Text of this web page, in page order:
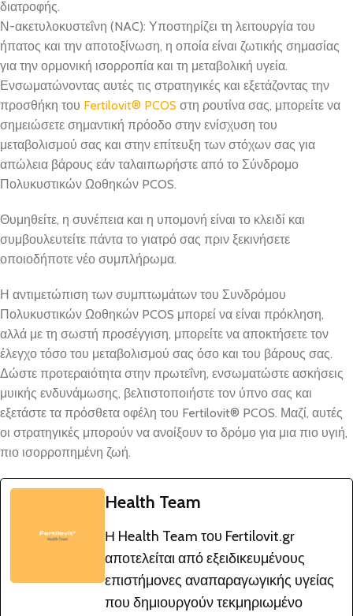
διατροφής.
Ν-ακετυλοκυστεΐνη (NAC): Υποστηρίζει τη λειτουργία του
ήπατος και την αποτοξίνωση, η οποία είναι ζωτικής σημασίας
για την ορμονική ισορροπία και τη μεταβολική υγεία.
Ενσωματώνοντας αυτές τις στρατηγικές και εξετάζοντας την
προσθήκη του Fertilovit® PCOS στη ρουτίνα σας, μπορείτε να
σημειώσετε σημαντική πρόοδο στην ενίσχυση του
μεταβολισμού σας και στην επίτευξη των στόχων σας για
απώλεια βάρους εάν ταλαιπωρήστε από το Σύνδρομο
Πολυκυστικών Ωοθηκών PCOS.
Θυμηθείτε, η συνέπεια και η υπομονή είναι το κλειδί και
συμβουλευτείτε πάντα το γιατρό σας πριν ξεκινήσετε
οποιοδήποτε νέο συμπλήρωμα.
Η αντιμετώπιση των συμπτωμάτων του Συνδρόμου
Πολυκυστικών Ωοθηκών PCOS μπορεί να είναι πρόκληση,
αλλά με τη σωστή προσέγγιση, μπορείτε να αποκτήσετε τον
έλεγχο τόσο του μεταβολισμού σας όσο και του βάρους σας.
Δώστε προτεραιότητα στην πρωτεΐνη, ενσωματώστε ασκήσεις
μυικής ενδυνάμωσης, βελτιστοποιήστε τον ύπνο σας και
εξετάστε τα πρόσθετα οφέλη του Fertilovit® PCOS. Μαζί, αυτές
οι στρατηγικές μπορούν να ανοίξουν το δρόμο για μια πιο υγιή,
πιο ισορροπημένη ζωή.
Health Team
Η Health Team του Fertilovit.gr
αποτελείται από εξειδικευμένους
επιστήμονες αναπαραγωγικής υγείας
που δημιουργούν τεκμηριωμένο